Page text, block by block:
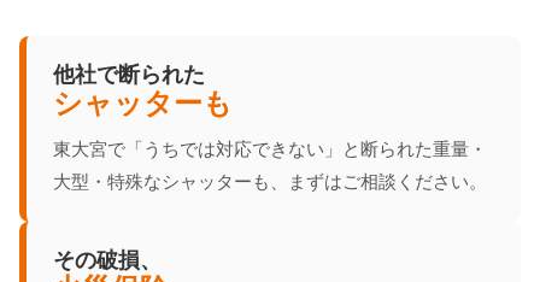
他社で断られた
シャッターも
東大宮で「うちでは対応できない」と断られた重量・
大型・特殊なシャッターも、まずはご相談ください。
その破損、